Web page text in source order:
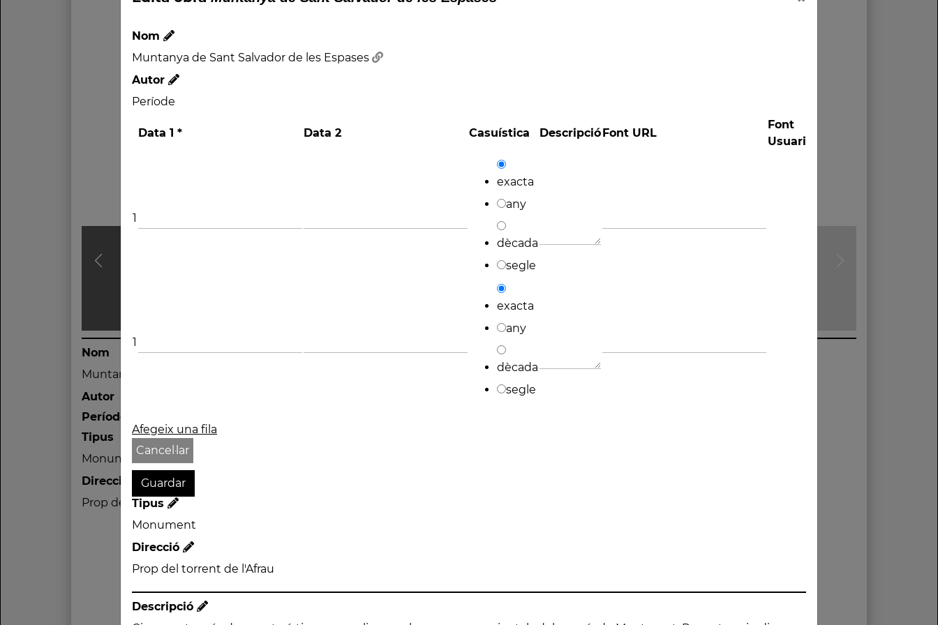
Nom
Muntanya de Sant Salvador de les Espases
Autor
Període
Data 1 * Data 2 Casuística DescripcióFont URL
Font
Usuari
1
exacta
any
dècada
segle
1
exacta
any
dècada
segle
Afegeix una fila
Cancel·lar
Tipus
Monument
Direcció
Prop del torrent de l'Afrau
Descripció
Nom
Muntanya de Sant Salvador de les Espases
Autor
Període
Tipus
Monument
Direcció
Prop del torrent de l'Afrau